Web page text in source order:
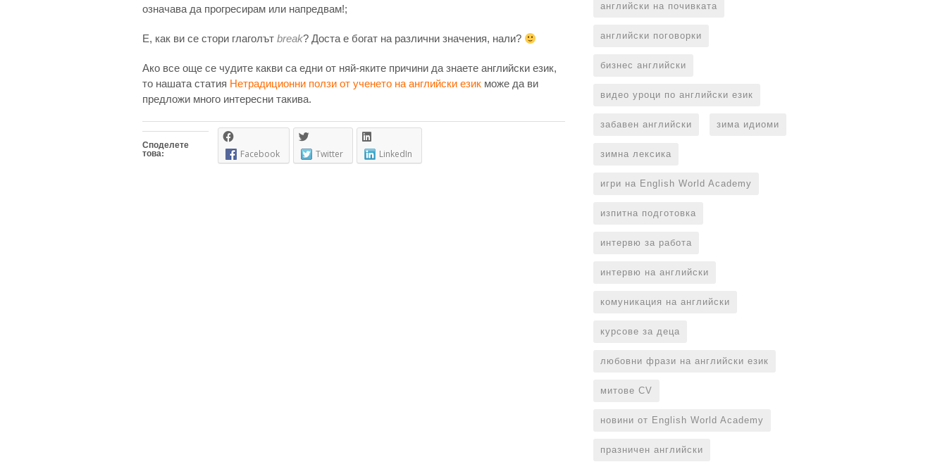
означава да прогресирам или напредвам!;
E, как ви се стори глаголът break? Доста е богат на различни значения, нали?
Ако все още се чудите какви са едни от няй-яките причини да знаете английски език,
то нашата статия Нетрадиционни ползи от ученето на английски език може да ви
предложи много интересни такива.
Споделете
това: Facebook Twitter LinkedIn
английски на почивката
английски поговорки
бизнес английски
видео уроци по английски език
забавен английски зима идиоми
зимна лексика
игри на English World Academy
изпитна подготовка
интервю за работа
интервю на английски
комуникация на английски
курсове за деца
любовни фрази на английски език
митове CV
новини от English World Academy
празничен английски